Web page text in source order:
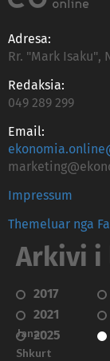
Adresa:
Rr. "Mark Isaku",
Redaksia:
049 289 299
Email:
Impressum
Themeluar nga
Arkivi i
2017
2021
2025
Janar
Shkurt